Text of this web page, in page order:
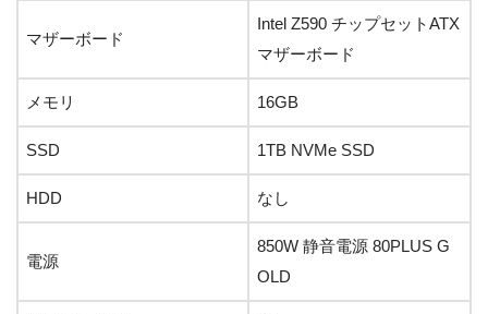
マザーボード
Intel Z590 チップセットATX
マザーボード
メモリ 16GB
SSD 1TB NVMe SSD
HDD なし
電源
850W 静音電源 80PLUS G
OLD